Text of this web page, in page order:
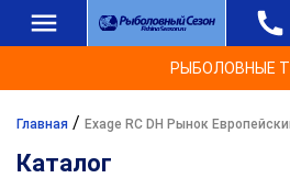
РЫБОЛОВНЫЕ
Главная / Exage RC DH Рынок
Каталог